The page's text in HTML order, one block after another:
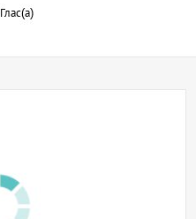
Глас(а)